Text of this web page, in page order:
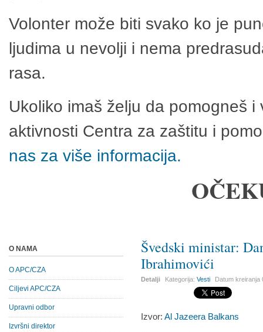
Volonter može biti svako ko je
ljudima u nevolji i nema
rasa.
Ukoliko imaš želju da pomogneš
aktivnosti Centra za zaštitu i
nas za više informacija.
Švedski ministar:
Ibrahimovići
Detalji Kategorija:Vesti Datum kreiranja
Izvor:Al Jazeera Balkans
O NAMA
O APC/CZA
Ciljevi APC/CZA
Upravni odbor
Izvršni direktor